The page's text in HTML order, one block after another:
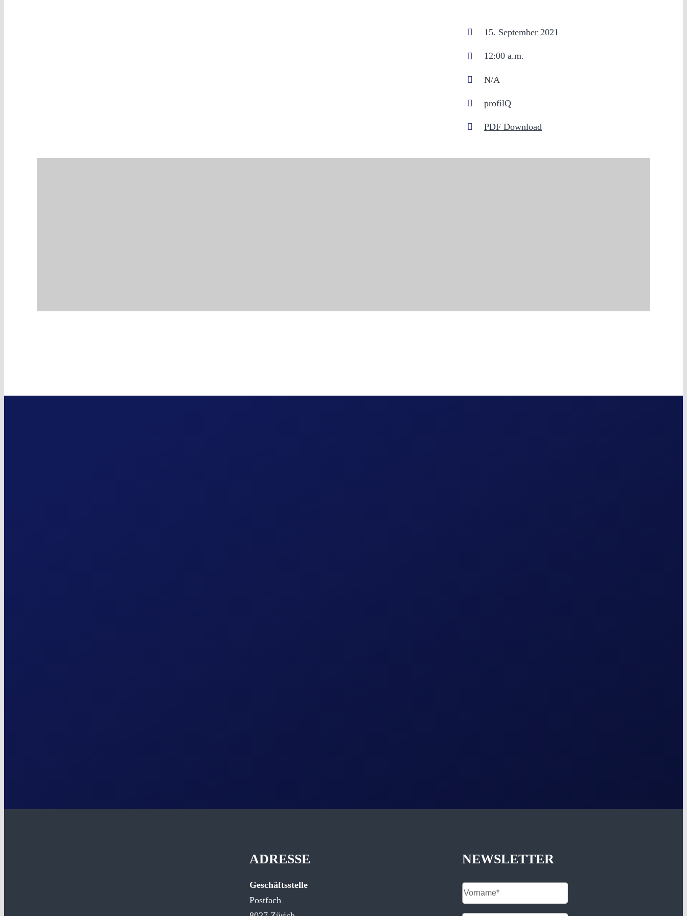
15. September 2021
12:00 a.m.
N/A
profilQ
PDF Download
ADRESSE
Geschäftsstelle
Postfach
NEWSLETTER